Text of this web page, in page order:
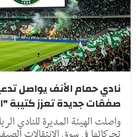
صفقات جديدة تعزز كتيبة
واصلت الهيئة المديرة للنادي